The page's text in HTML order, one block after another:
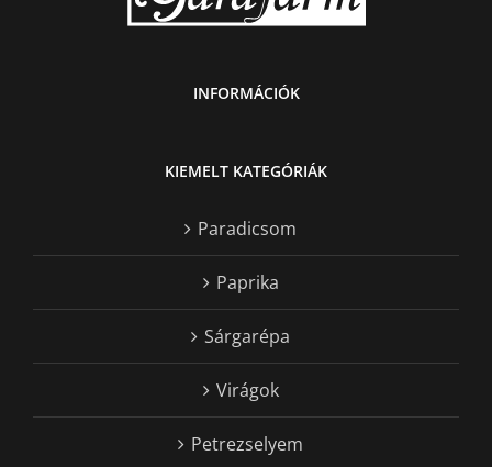
INFORMÁCIÓK
KIEMELT KATEGÓRIÁK
Paradicsom
Paprika
Sárgarépa
Virágok
Petrezselyem